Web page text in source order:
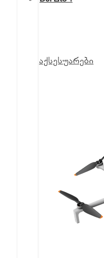
აქსესუარები